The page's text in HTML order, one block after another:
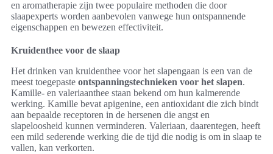
en aromatherapie zijn twee populaire methoden die door
slaapexperts worden aanbevolen vanwege hun ontspannende
eigenschappen en bewezen effectiviteit.
Kruidenthee voor de slaap
Het drinken van kruidenthee voor het slapengaan is een van de
meest toegepaste ontspanningstechnieken voor het slapen.
Kamille- en valeriaanthee staan bekend om hun kalmerende
werking. Kamille bevat apigenine, een antioxidant die zich bindt
aan bepaalde receptoren in de hersenen die angst en
slapeloosheid kunnen verminderen. Valeriaan, daarentegen, heeft
een mild sederende werking die de tijd die nodig is om in slaap te
vallen, kan verkorten.